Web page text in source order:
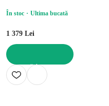
În stoc Ultima bucată
1 379 Lei
ADAUGĂ ÎN COȘ